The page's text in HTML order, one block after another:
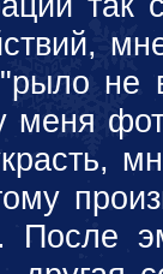
меня